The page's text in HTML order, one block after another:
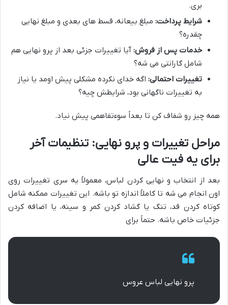
بری.
شرایط پرداخت: مبلغ بیعانه، قسط های بعدی و مبلغ نهایی
چقدره؟
خدمات پس از فروش: آیا تغییرات جزئی بعد از پرو نهایی هم
شامل گارانتی می شه؟
تغییرات احتمالی: اگه خدای نکرده مشکلی پیش اومد یا نیاز
به تغییرات ناگهانی بود، شرایطش چیه؟
همه چیز رو شفاف کن تا بعداً سوءتفاهمی پیش نیاد.
مراحل تغییرات و پرو نهایی: تنظیمات آخر
برای یه فیت عالی
بعد از انتخاب و نهایی کردن لباس، معمولاً یه سری تغییرات روی
اون انجام می شه تا کاملاً اندازه تو باشه. این تغییرات ممکنه شامل
کوتاه کردن قد، تنگ یا گشاد کردن کمر و سینه، یا اضافه کردن
جزئیات خاص باشه. حتماً برای
پرو نهایی لباس عروس